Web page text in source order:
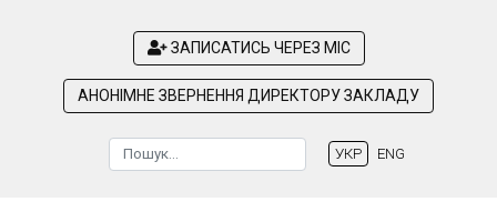
ЗАПИСАТИСЬ ЧЕРЕЗ МІС
АНОНІМНЕ ЗВЕРНЕННЯ ДИРЕКТОРУ ЗАКЛАДУ
Пошук
УКР ENG